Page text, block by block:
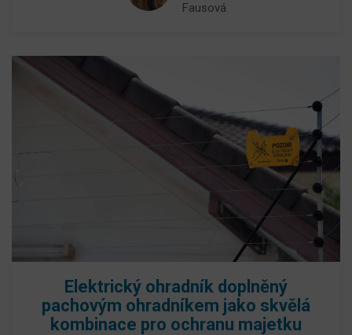
Fausová
Elektrický ohradník doplněný
pachovým ohradníkem jako skvělá
kombinace pro ochranu majetku